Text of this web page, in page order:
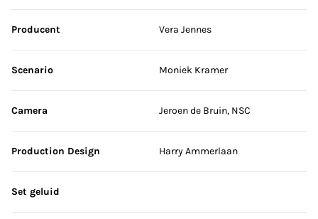
Producent Vera Jennes
Scenario Moniek Kramer
Camera Jeroen de Bruin, NSC
Production Design Harry Ammerlaan
Set geluid